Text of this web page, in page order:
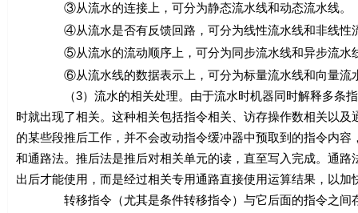
③从流水的连接上，可分为静态流水线和动态流水线。
④从流水是否有反馈回路，可分为线性流水线和非线性
⑤从流水的流动顺序上，可分为同步流水线和异步流水
⑥从流水线的数据表示上，可分为标量流水线和向量流
（3）流水的相关处理。由于流水时机器同时解释多条指令
时就出现了相关。这种相关包括指令相关、访存操作数相关以
的某些段推后工作，并不会改动指令缓冲器中预取到的指令内
和通路法。推后法是推后对相关单元的读，直至写入完成。通
出后才能使用，而是经过相关专用通路直接使用运算结果，以加
转移指令（尤其是条件转移指令）与它后面的指令之间存